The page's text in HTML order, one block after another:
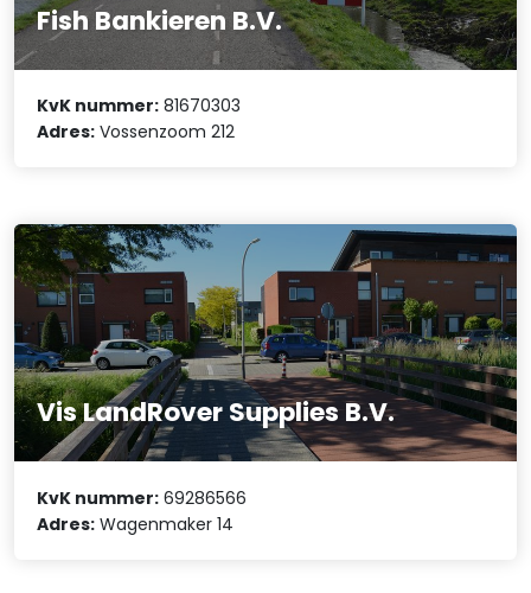
Fish Bankieren B.V.
KvK nummer: 81670303
Adres: Vossenzoom 212
Vis LandRover Supplies B.V.
KvK nummer: 69286566
Adres: Wagenmaker 14